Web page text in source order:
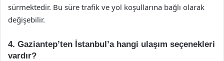
sürmektedir. Bu süre trafik ve yol koşullarına bağlı olarak
değişebilir.
4. Gaziantep’ten İstanbul’a hangi ulaşım seçenekleri
vardır?